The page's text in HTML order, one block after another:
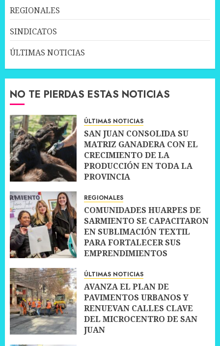
REGIONALES
SINDICATOS
ÚLTIMAS NOTICIAS
NO TE PIERDAS ESTAS NOTICIAS
ÚLTIMAS NOTICIAS
SAN JUAN CONSOLIDA SU
MATRIZ GANADERA CON EL
CRECIMIENTO DE LA
PRODUCCIÓN EN TODA LA
PROVINCIA
REGIONALES
COMUNIDADES HUARPES DE
SARMIENTO SE CAPACITARON
EN SUBLIMACIÓN TEXTIL
PARA FORTALECER SUS
EMPRENDIMIENTOS
ÚLTIMAS NOTICIAS
AVANZA EL PLAN DE
PAVIMENTOS URBANOS Y
RENUEVAN CALLES CLAVE
DEL MICROCENTRO DE SAN
JUAN